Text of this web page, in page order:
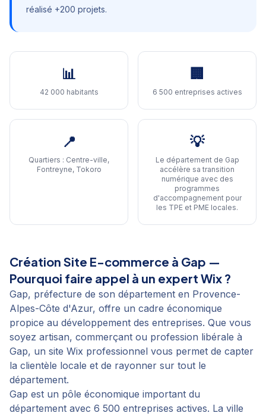
réalisé +200 projets.
📊
42 000 habitants
🏢
6 500 entreprises actives
📍
Quartiers : Centre-ville,
Fontreyne, Tokoro
💡
Le département de Gap
accélère sa transition
numérique avec des
programmes
d'accompagnement pour
les TPE et PME locales.
Création Site E-commerce à Gap —
Pourquoi faire appel à un expert Wix ?
Gap, préfecture de son département en Provence-
Alpes-Côte d'Azur, offre un cadre économique
propice au développement des entreprises. Que vous
soyez artisan, commerçant ou profession libérale à
Gap, un site Wix professionnel vous permet de capter
la clientèle locale et de rayonner sur tout le
département.
Gap est un pôle économique important du
département avec 6 500 entreprises actives. La ville